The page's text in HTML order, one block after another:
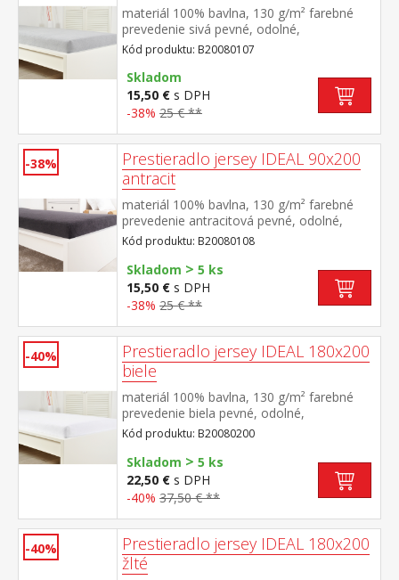
materiál 100% bavlna, 130 g/m² farebné
prevedenie sivá pevné, odolné,
stálofarebné, obšité gumou pre matrace do
výšky 25 cm prateľné do 60 °C
Kód produktu: B20080107
Skladom
15,50 € s DPH
-38% 25 € **
-38%
Prestieradlo jersey IDEAL 90x200
antracit
materiál 100% bavlna, 130 g/m² farebné
prevedenie antracitová pevné, odolné,
stálofarebné, obšité gumou pre matrace do
výšky 25 cm prateľné do 60 °C
Kód produktu: B20080108
Skladom > 5 ks
15,50 € s DPH
-38% 25 € **
-40%
Prestieradlo jersey IDEAL 180x200
biele
materiál 100% bavlna, 130 g/m² farebné
prevedenie biela pevné, odolné,
stálofarebné, obšité gumou pre matrace do
výšky 25 cm prateľné do 60 °C
Kód produktu: B20080200
Skladom > 5 ks
22,50 € s DPH
-40% 37,50 € **
-40%
Prestieradlo jersey IDEAL 180x200
žlté